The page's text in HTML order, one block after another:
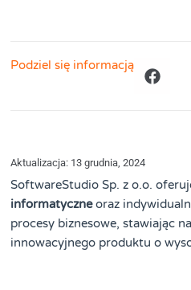
Podziel się informacją
Aktualizacja: 13 grudnia, 2024
SoftwareStudio Sp. z o.o.
informatyczneoraz
procesy biznesowe, stawiając
innowacyjnego produktu o